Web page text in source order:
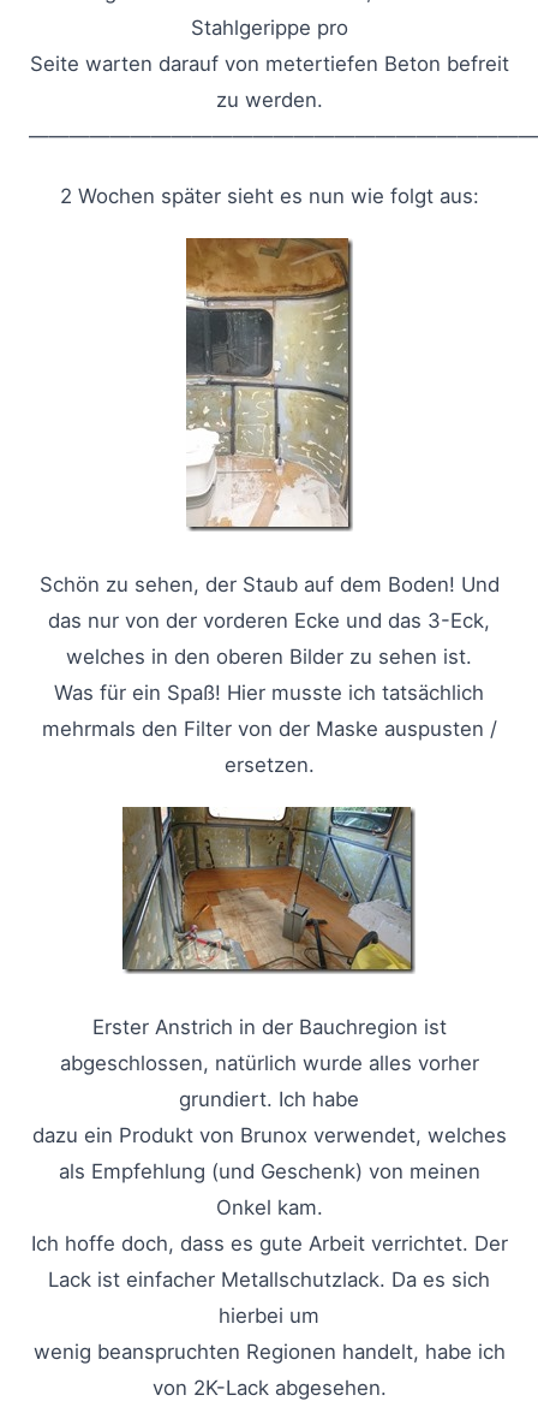
Stahlgerippe pro
Seite warten darauf von metertiefen Beton befreit
zu werden.
2 Wochen später sieht es nun wie folgt aus:
Schön zu sehen, der Staub auf dem Boden! Und
das nur von der vorderen Ecke und das 3-Eck,
welches in den oberen Bilder zu sehen ist.
Was für ein Spaß! Hier musste ich tatsächlich
mehrmals den Filter von der Maske auspusten /
ersetzen.
Erster Anstrich in der Bauchregion ist
abgeschlossen, natürlich wurde alles vorher
grundiert. Ich habe
dazu ein Produkt von Brunox verwendet, welches
als Empfehlung (und Geschenk) von meinen
Onkel kam.
Ich hoffe doch, dass es gute Arbeit verrichtet. Der
Lack ist einfacher Metallschutzlack. Da es sich
hierbei um
wenig beanspruchten Regionen handelt, habe ich
von 2K-Lack abgesehen.